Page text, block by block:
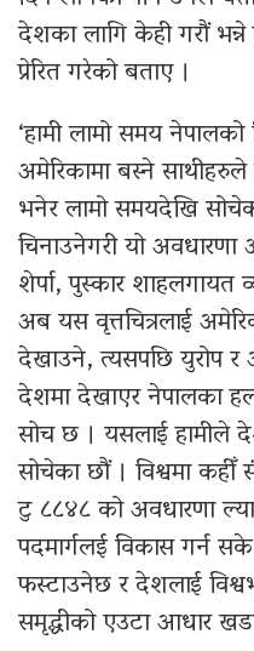
देशका लागि केही गरौं भन्ने
प्रेरित गरेको बताए ।
‘हामी लामो समय नेपालको
अमेरिकामा बस्ने
भनेर लामो समयदेखि
चिनाउनेगरी यो
शेर्पा, पुस्कार शाहलगायत
अब यस वृत्तचित्रलाई
देखाउने, त्यसपछि युरोप र
देशमा देखाएर नेपालका
सोच छ । यसलाई हामीले
सोचेका छौं । विश्वमा
टु ८८४८ को अवधारणा
पदमार्गलई विकास गर्न
फस्टाउनेछ र देशलाई
समृद्धीको एउटा आधार